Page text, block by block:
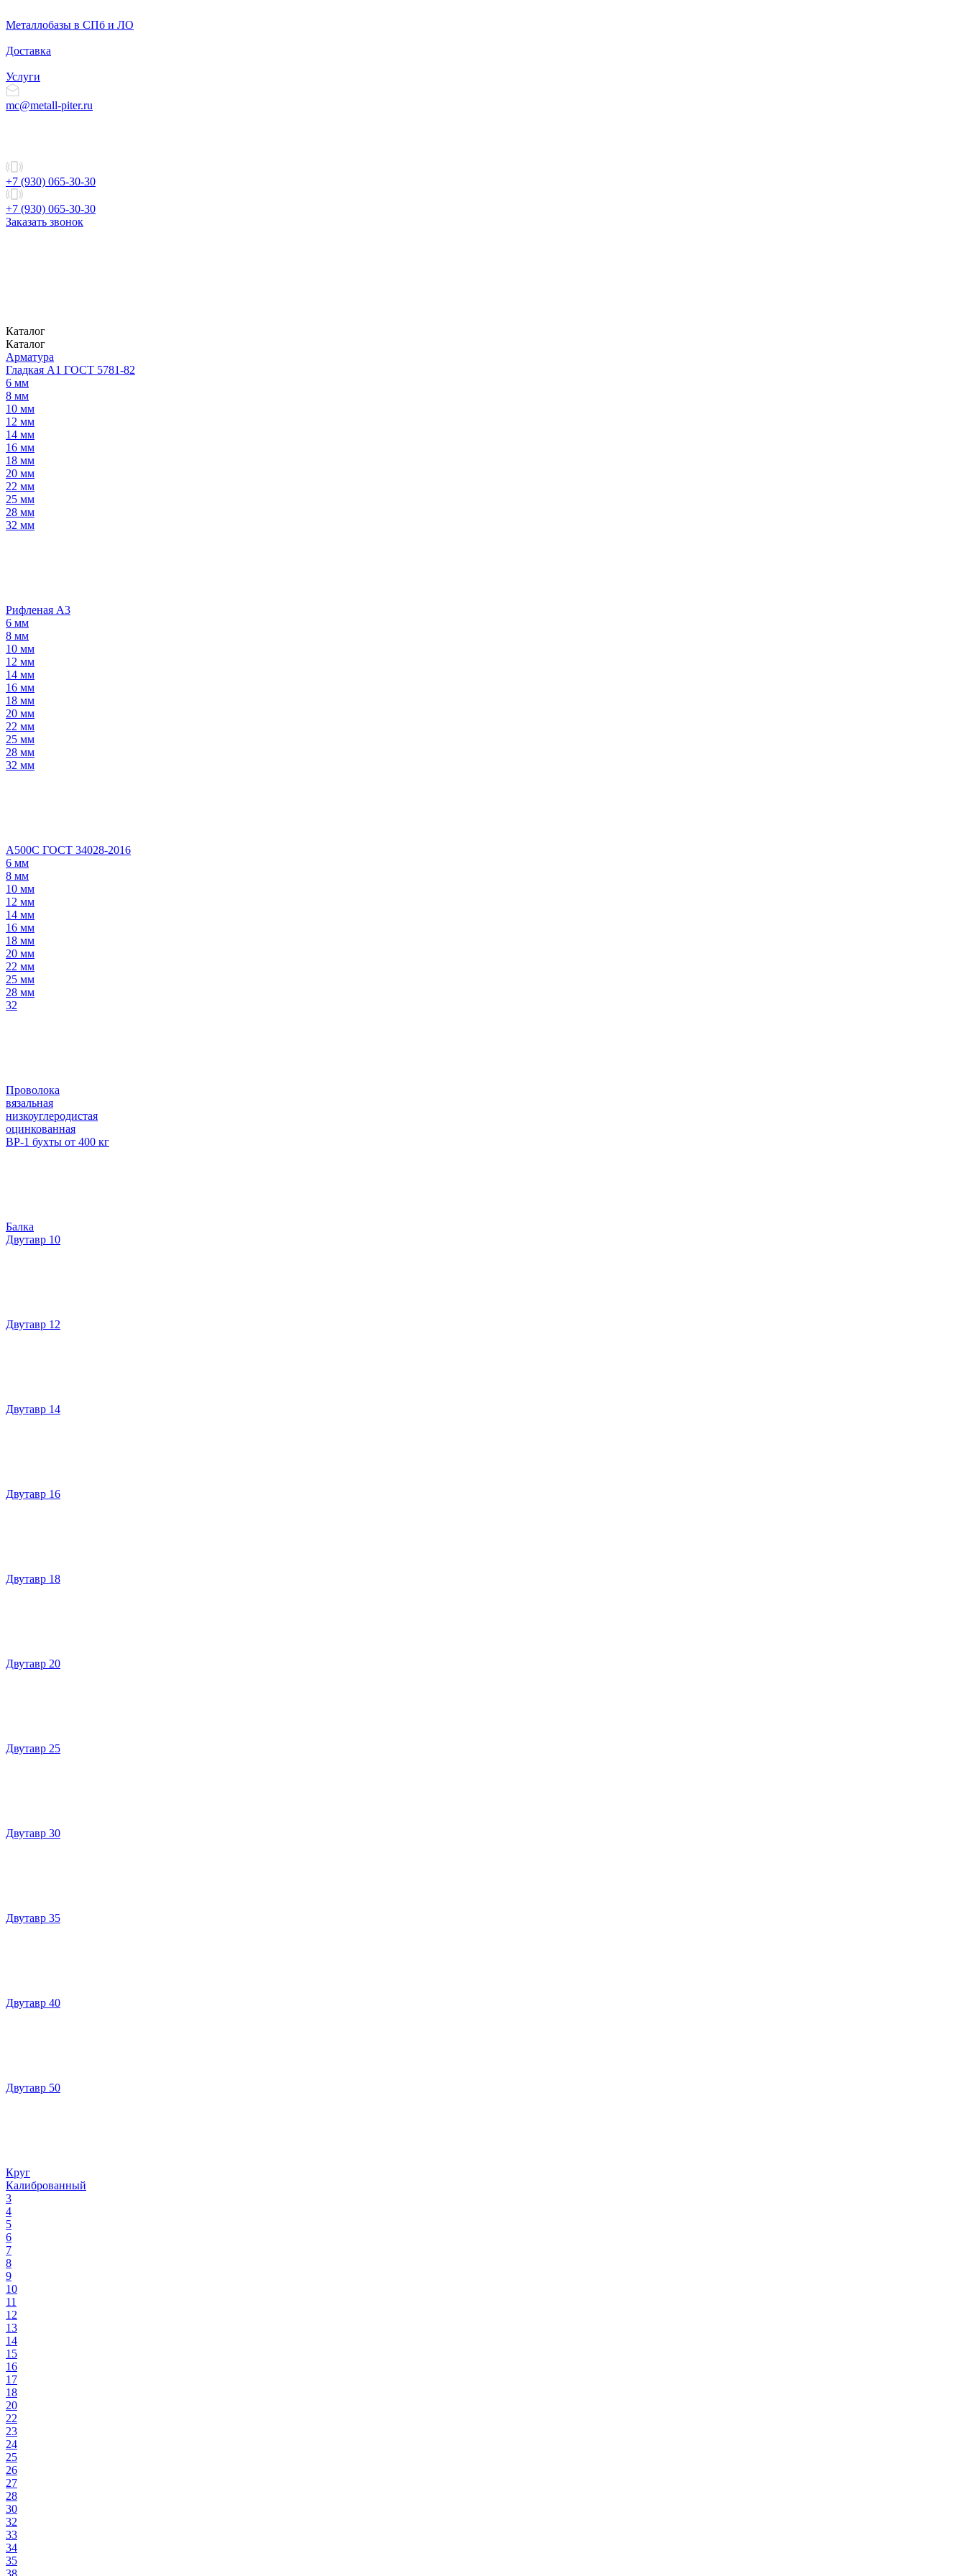
Металлобазы в СПб и ЛО
Доставка
Услуги
mc@metall-piter.ru
+7 (930) 065-30-30
+7 (930) 065-30-30
Заказать звонок
Каталог
Каталог
Арматура
Гладкая А1 ГОСТ 5781-82
6 мм
8 мм
10 мм
12 мм
14 мм
16 мм
18 мм
20 мм
22 мм
25 мм
28 мм
32 мм
Рифленая А3
6 мм
8 мм
10 мм
12 мм
14 мм
16 мм
18 мм
20 мм
22 мм
25 мм
28 мм
32 мм
А500С ГОСТ 34028-2016
6 мм
8 мм
10 мм
12 мм
14 мм
16 мм
18 мм
20 мм
22 мм
25 мм
28 мм
32
Проволока
вязальная
низкоуглеродистая
оцинкованная
ВР-1 бухты от 400 кг
Балка
Двутавр 10
Двутавр 12
Двутавр 14
Двутавр 16
Двутавр 18
Двутавр 20
Двутавр 25
Двутавр 30
Двутавр 35
Двутавр 40
Двутавр 50
Круг
Калиброванный
3
4
5
6
7
8
9
10
11
12
13
14
15
16
17
18
20
22
23
24
25
26
27
28
30
32
33
34
35
38